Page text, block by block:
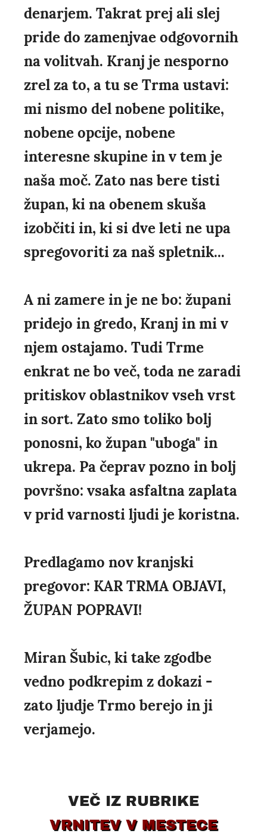
denarjem. Takrat prej ali slej
pride do zamenjvae odgovornih
na volitvah. Kranj je nesporno
zrel za to, a tu se Trma ustavi:
mi nismo del nobene politike,
nobene opcije, nobene
interesne skupine in v tem je
naša moč. Zato nas bere tisti
župan, ki na obenem skuša
izobčiti in, ki si dve leti ne upa
spregovoriti za naš spletnik...
A ni zamere in je ne bo: župani
pridejo in gredo, Kranj in mi v
njem ostajamo. Tudi Trme
enkrat ne bo več, toda ne zaradi
pritiskov oblastnikov vseh vrst
in sort. Zato smo toliko bolj
ponosni, ko župan "uboga" in
ukrepa. Pa čeprav pozno in bolj
površno: vsaka asfaltna zaplata
v prid varnosti ljudi je koristna.
Predlagamo nov kranjski
pregovor: KAR TRMA OBJAVI,
ŽUPAN POPRAVI!
Miran Šubic, ki take zgodbe
vedno podkrepim z dokazi -
zato ljudje Trmo berejo in ji
verjamejo.
VEČ IZ RUBRIKE
VRNITEV V MESTECE